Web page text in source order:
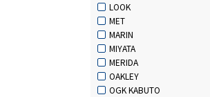
LOOK
MET
MARIN
MIYATA
MERIDA
OAKLEY
OGK KABUTO